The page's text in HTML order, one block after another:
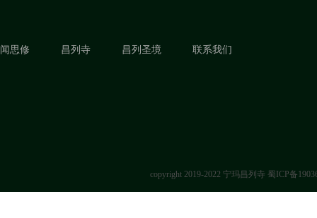
闻思修 昌列寺 昌列圣境 联系我们
copyright 2019-2022 宁玛昌列寺 蜀ICP备